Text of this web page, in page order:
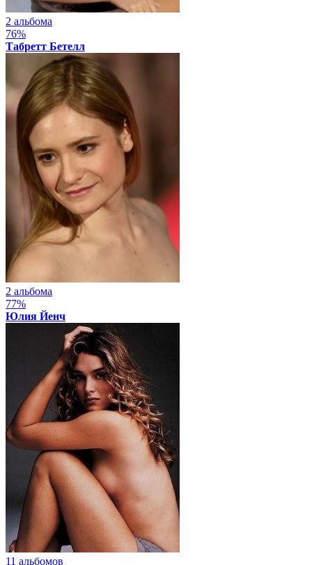
2 альбома
76%
Табретт Бетелл
2 альбома
77%
Юлия Йенч
11 альбомов